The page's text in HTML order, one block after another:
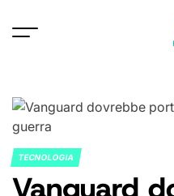
POSTED
IN
TECNOLOGIA
Vanguard